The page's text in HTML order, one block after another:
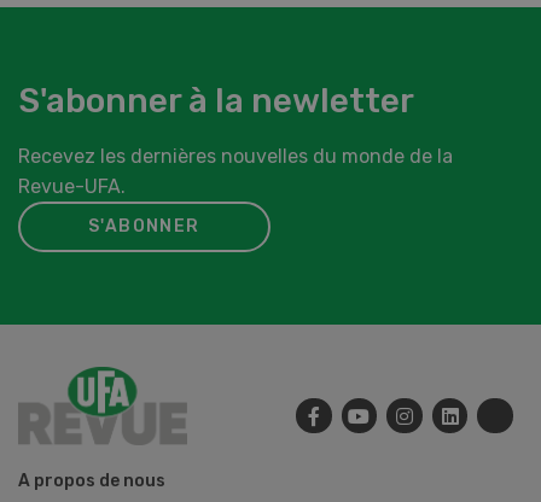
S'abonner à la newletter
Recevez les dernières nouvelles du monde de la
Revue-UFA.
S'ABONNER
A propos de nous